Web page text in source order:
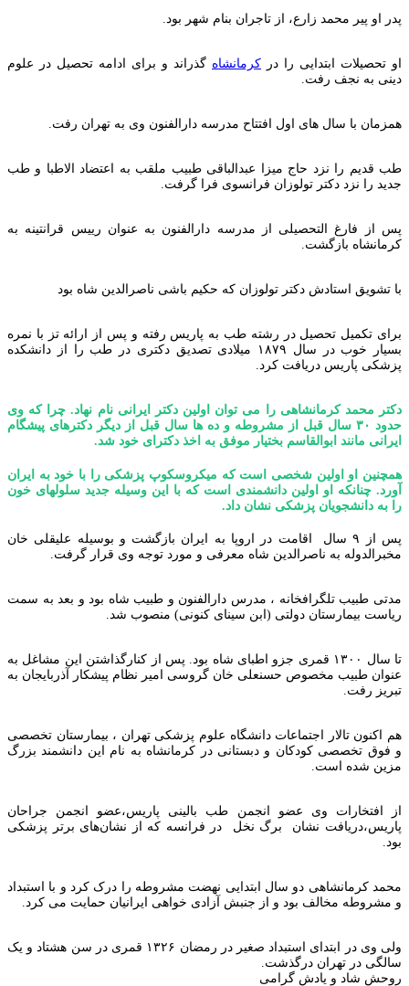
پدر او پیر محمد زارع، از تاجران بنام شهر بود.
او تحصیلات ابتدایی را در کرمانشاه گذراند و برای ادامه تحصیل در علوم
دینی به نجف رفت.
همزمان با سال های اول افتتاح مدرسه دارالفنون وی به تهران رفت.
طب قدیم را نزد حاج میزا عبدالباقی طبیب ملقب به اعتضاد الاطبا و طب
جدید را نزد دکتر تولوزان فرانسوی فرا گرفت.
پس از فارغ التحصیلی از مدرسه دارالفنون به عنوان رییس قرانتینه به
کرمانشاه بازگشت.
با تشویق استادش دکتر تولوزان که حکیم باشی ناصرالدین شاه بود
برای تکمیل تحصیل در رشته طب به پاریس رفته و پس از ارائه تز با نمره
بسیار خوب در سال ۱۸۷۹ میلادی تصدیق دکتری در طب را از دانشکده
پزشکی پاریس دریافت کرد.
دکتر محمد کرمانشاهی را می توان اولین دکتر ایرانی نام نهاد. چرا که وی
حدود ۳۰ سال قبل از مشروطه و ده ها سال قبل از دیگر دکترهای پیشگام
ایرانی مانند ابوالقاسم بختیار موفق به اخذ دکترای خود شد.
همچنین او اولین شخصی است که میکروسکوپ پزشکی را با خود به ایران
آورد. چنانکه او اولین دانشمندی است که با این وسیله جدید سلولهای خون
را به دانشجویان پزشکی نشان داد.
پس از ۹ سال اقامت در اروپا به ایران بازگشت و بوسیله علیقلی خان
مخبرالدوله به ناصرالدین شاه معرفی و مورد توجه وی قرار گرفت.
مدتی طبیب تلگرافخانه ، مدرس دارالفنون و طبیب شاه بود و بعد به سمت
ریاست بیمارستان دولتی (ابن سینای کنونی) منصوب شد.
تا سال ۱۳۰۰ قمری جزو اطبای شاه بود. پس از کنارگذاشتن این مشاغل به
عنوان طبیب مخصوص حسنعلی خان گروسی امیر نظام پیشکار آذربایجان به
تبریز رفت.
هم اکنون تالار اجتماعات دانشگاه علوم پزشکی تهران ، بیمارستان تخصصی
و فوق تخصصی کودکان و دبستانی در کرمانشاه به نام این دانشمند بزرگ
مزین شده است.
از افتخارات وی عضو انجمن طب بالینی پاریس،عضو انجمن جراحان
پاریس،دریافت نشان برگ نخل در فرانسه که از نشان‌های برتر پزشکی
بود.
محمد کرمانشاهی دو سال ابتدایی نهضت مشروطه را درک کرد و با استبداد
و مشروطه مخالف بود و از جنبش آزادی خواهی ایرانیان حمایت می کرد.
ولی وی در ابتدای استبداد صغیر در رمضان ۱۳۲۶ قمری در سن هشتاد و یک
سالگی در تهران درگذشت.
روحش شاد و یادش گرامی